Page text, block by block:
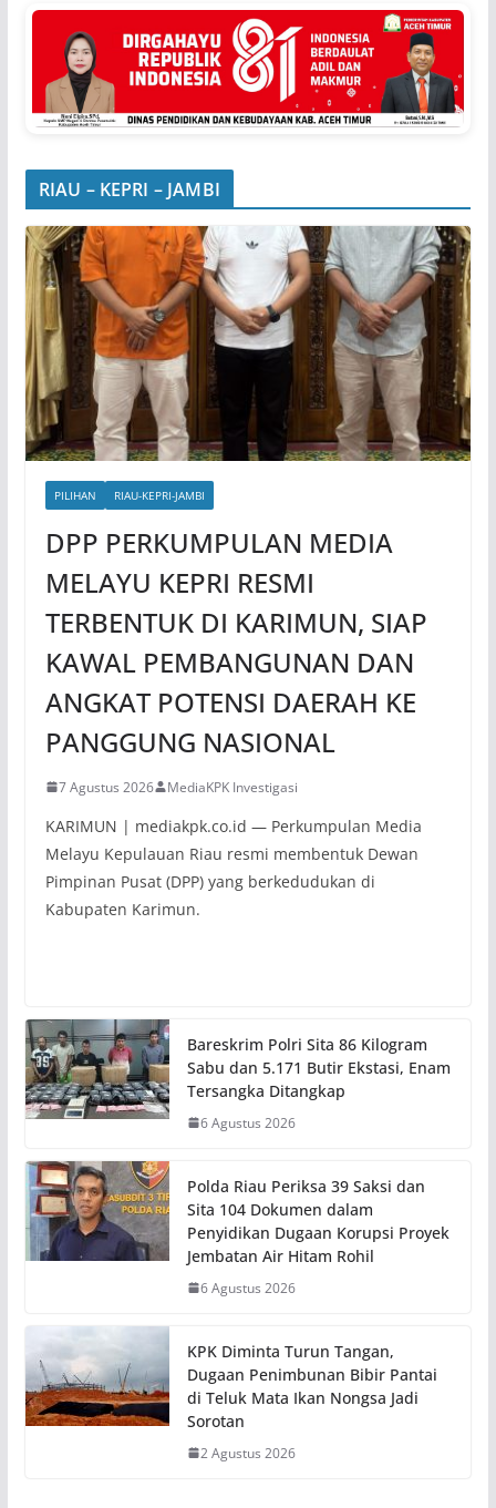
RIAU – KEPRI – JAMBI
PILIHAN RIAU-KEPRI-JAMBI
DPP PERKUMPULAN MEDIA
MELAYU KEPRI RESMI
TERBENTUK DI KARIMUN, SIAP
KAWAL PEMBANGUNAN DAN
ANGKAT POTENSI DAERAH KE
PANGGUNG NASIONAL
7 Agustus 2026 MediaKPK Investigasi
KARIMUN | mediakpk.co.id — Perkumpulan Media
Melayu Kepulauan Riau resmi membentuk Dewan
Pimpinan Pusat (DPP) yang berkedudukan di
Kabupaten Karimun.
Bareskrim Polri Sita 86 Kilogram
Sabu dan 5.171 Butir Ekstasi, Enam
Tersangka Ditangkap
6 Agustus 2026
Polda Riau Periksa 39 Saksi dan
Sita 104 Dokumen dalam
Penyidikan Dugaan Korupsi Proyek
Jembatan Air Hitam Rohil
6 Agustus 2026
KPK Diminta Turun Tangan,
Dugaan Penimbunan Bibir Pantai
di Teluk Mata Ikan Nongsa Jadi
Sorotan
2 Agustus 2026